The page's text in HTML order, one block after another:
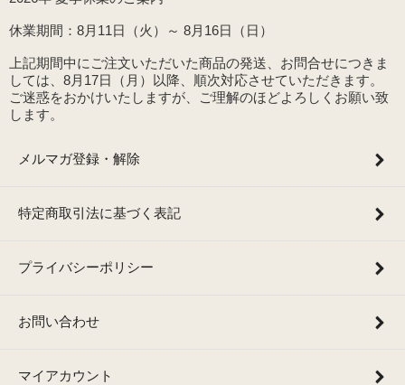
休業期間：8月11日（火）～ 8月16日（日）
上記期間中にご注文いただいた商品の発送、お問合せにつきま
しては、8月17日（月）以降、順次対応させていただきます。
ご迷惑をおかけいたしますが、ご理解のほどよろしくお願い致
します。
メルマガ登録・解除
特定商取引法に基づく表記
プライバシーポリシー
お問い合わせ
マイアカウント